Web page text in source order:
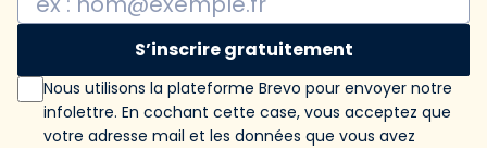
S’inscrire gratuitement
Nous utilisons la plateforme Brevo pour envoyer notre
infolettre. En cochant cette case, vous acceptez que
votre adresse mail et les données que vous avez